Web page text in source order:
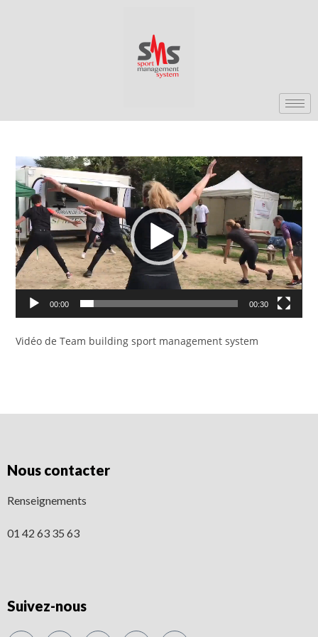
Lecteur
vidéo
00:00 00:30
Vidéo de Team building sport management system
Nous contacter
Renseignements
01 42 63 35 63
Suivez-nous